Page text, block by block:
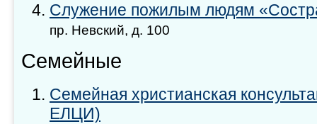
Служение пожилым людям
пр. Невский, д. 100
Семейные
Семейная христианская
ЕЛЦИ)